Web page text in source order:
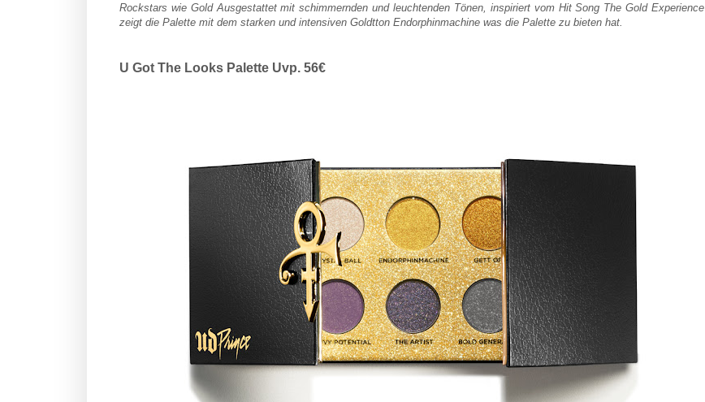
Rockstars wie Gold Ausgestattet mit schimmernden undleuchtenden Tönen, inspiriert vom Hit Song The Gold Experience
zeigt die Palette mit dem starken und intensiven Goldtton Endorphinmachine was die Palette zu bieten hat.
U Got The Looks Palette Uvp. 56€